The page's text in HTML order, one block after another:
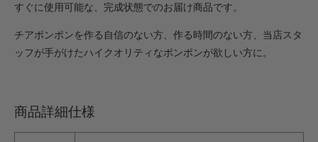
すぐに使用可能な、完成状態でのお届け商品です。
チアポンポンを作る自信のない方、作る時間のない方、当店スタ
ッフが手がけたハイクオリティなポンポンが欲しい方に。
商品詳細仕様